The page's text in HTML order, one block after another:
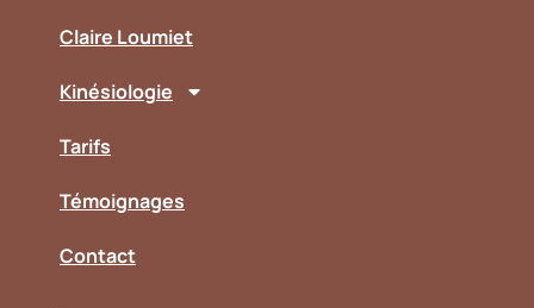
Claire Loumiet
Kinésiologie
Tarifs
Témoignages
Contact